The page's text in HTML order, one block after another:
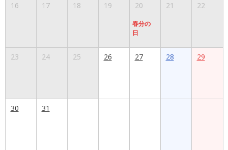
16 17 18 19 20
春分の
日
21 22
23 24 25 26 27 28 29
30 31